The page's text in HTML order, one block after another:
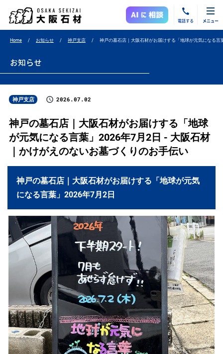
電話する メニュー
Home お知らせ 神戸支店 神戸の墓石店｜大阪石材がお届けする「地球が元気になる言
お知らせ
神戸支店 2026.07.02
神戸の墓石店｜大阪石材がお届けする「地球
が元気になる言葉」2026年7月2日 - 大阪石材
｜かけがえのないお墓づくりのお手伝い
神戸の墓石店｜大阪石材がお届けする「地球が元気
になる言葉」2026年7月2日